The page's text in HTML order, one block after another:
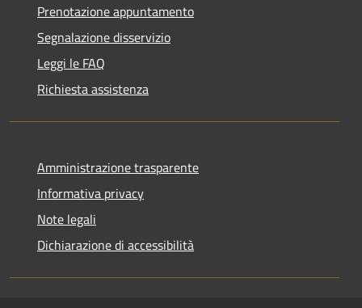
Prenotazione appuntamento
Segnalazione disservizio
Leggi le FAQ
Richiesta assistenza
Amministrazione trasparente
Informativa privacy
Note legali
Dichiarazione di accessibilità